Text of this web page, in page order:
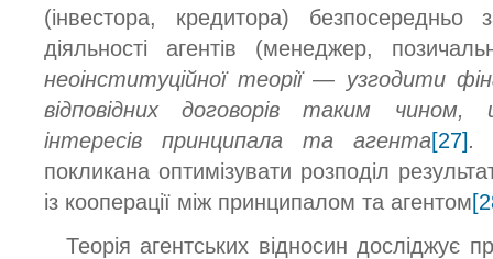
(інвестора, кредитора) безпосередньо
діяльності агентів (менеджер,
неоінституційної теорії — узгодити
відповідних договорів таким
інтересів принципала та агента[27].
покликана оптимізувати розподіл
із кооперації між принципалом та агентом
Теорія агентських відносин досліджує